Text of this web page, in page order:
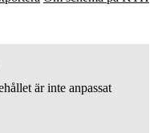
är inte anpassat